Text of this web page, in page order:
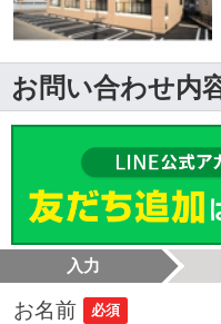
お問い合わせ内
入力
お名前 必須